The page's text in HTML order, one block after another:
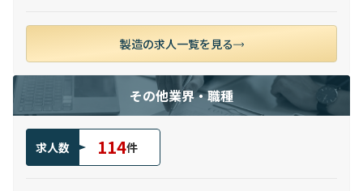
製造の求人一覧を見る
その他業界・職種
求人数 114件